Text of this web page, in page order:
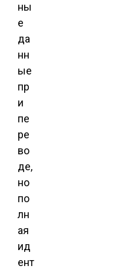
ны
е
да
нн
ые
пр
и
пе
ре
во
де,
но
по
лн
ая
ид
ент